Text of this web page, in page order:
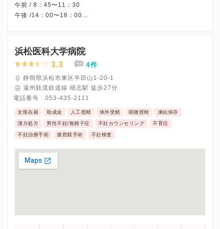
午前 / 8：45〜11：30
午後 /14：00〜18：00
浜松医科大学病院
3.3 4件
静岡県浜松市東区半田山1-20-1
遠州鉄道鉄道線 積志駅 徒歩27分
電話番号： 053-435-2111
女医在籍 助成金 人工授精 体外受精 顕微授精 凍結保存
漢方処方 男性不妊/無精子症 不妊カウンセリング 不育症
不妊治療手術 腹腔鏡手術 不妊検査